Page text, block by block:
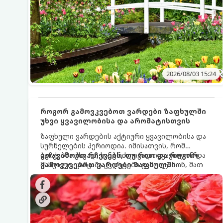
2026/08/03 15:24
როგორ გამოვკვებოთ ვარდები ზაფხულში
უხვი ყვავილობისა და არომატისთვის
ზაფხული ვარდების აქტიური ყვავილობისა და
სურნელების პერიოდია. იმისათვის, რომ
ბუჩქებმა უხვად, ხანგრძლივად იყვავილონ და
მსხვილი, კაშკაშა კვირტები გამოიტანონ, მათ
რეგულარული და სწორი გამოკვება
სჭირდებათ. ზაფხულის პერიოდში მცენარის
მოთხოვნილებები იცვლება, ამიტომ
მნიშვნელოვანია ვიცოდეთ, რომელი სასუქები
გამოიყენება ამ დროს.
გთავაზობთ რჩევებს, თუ რით და როგორ
გამოვკვებოთ ვარდები ზაფხულში
საუკეთესო შედეგის მისაღწევად: